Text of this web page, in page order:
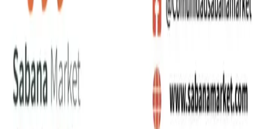
+(57)
320 821 9253
gerencia@sabanamarket.com
Carrera 5 # 26-120 Bloque B, OFI. 402,
Funza,Cundinamarca
Sabana Market SAS. Todos los derechos